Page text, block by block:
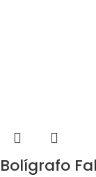
Bolígrafo